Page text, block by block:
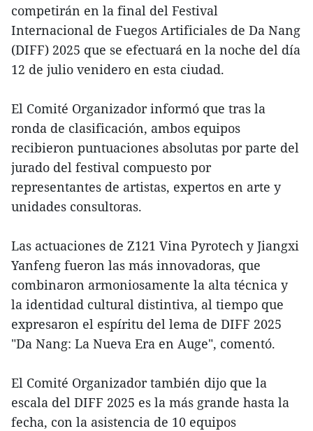
competirán en la final del Festival
Internacional de Fuegos Artificiales de Da Nang
(DIFF) 2025 que se efectuará en la noche del día
12 de julio venidero en esta ciudad.
El Comité Organizador informó que tras la
ronda de clasificación, ambos equipos
recibieron puntuaciones absolutas por parte del
jurado del festival compuesto por
representantes de artistas, expertos en arte y
unidades consultoras.
Las actuaciones de Z121 Vina Pyrotech y Jiangxi
Yanfeng fueron las más innovadoras, que
combinaron armoniosamente la alta técnica y
la identidad cultural distintiva, al tiempo que
expresaron el espíritu del lema de DIFF 2025
"Da Nang: La Nueva Era en Auge", comentó.
El Comité Organizador también dijo que la
escala del DIFF 2025 es la más grande hasta la
fecha, con la asistencia de 10 equipos